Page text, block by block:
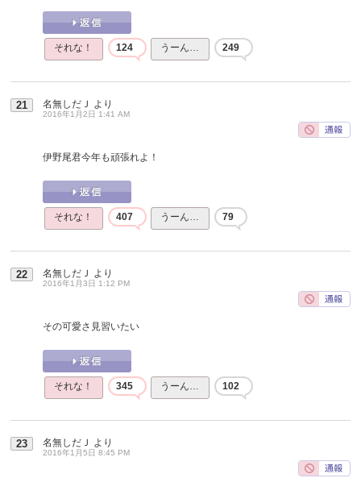
それな！ 124 うーん… 249
21 名無しだＪ より
2016年1月2日 1:41 AM
伊野尾君今年も頑張れよ！
それな！ 407 うーん… 79
22 名無しだＪ より
2016年1月3日 1:12 PM
その可愛さ見習いたい
それな！ 345 うーん… 102
23 名無しだＪ より
2016年1月5日 8:45 PM